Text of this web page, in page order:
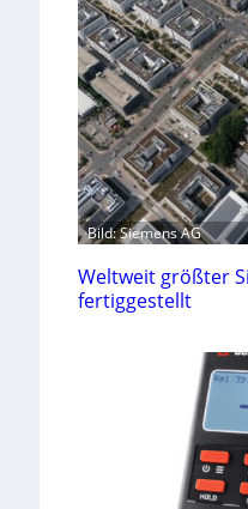
Bild: Siemens AG
Weltweit größter
fertiggestellt